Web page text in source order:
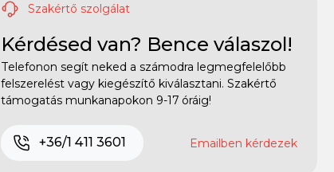
Szakértő szolgálat
Kérdésed van? Bence válaszol!
Telefonon segít neked a számodra legmegfelelőbb
felszerelést vagy kiegészítő kiválasztani. Szakértő
támogatás munkanapokon 9-17 óráig!
+36/1 411 3601 Emailben kérdezek